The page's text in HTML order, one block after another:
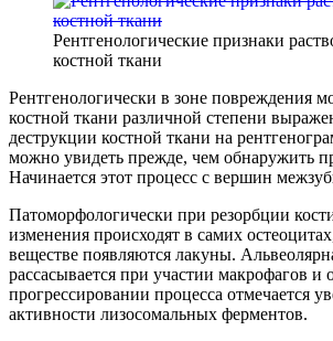
Рентгенологические признаки
костной ткани
Рентгенологически в зоне повреждения
костной ткани различной степени
деструкции костной ткани на
можно увидеть прежде, чем обнаружить
Начинается этот процесс с вершин
Патоморфологически при резорбции
изменения происходят в самих
веществе появляются лакуны.
рассасывается при участии макрофагов и
прогрессировании процесса отмечается
активности лизосомальных ферментов.